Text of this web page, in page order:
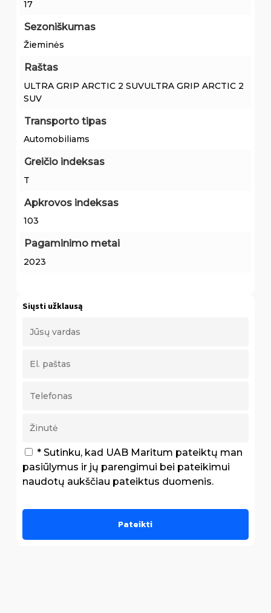
17
Sezoniškumas
Žieminės
Raštas
ULTRA GRIP ARCTIC 2 SUVULTRA GRIP ARCTIC 2
SUV
Transporto tipas
Automobiliams
Greičio indeksas
T
Apkrovos indeksas
103
Pagaminimo metai
2023
Siųsti užklausą
* Sutinku, kad UAB Maritum pateiktų man
pasiūlymus ir jų parengimui bei pateikimui
naudotų aukščiau pateiktus duomenis.